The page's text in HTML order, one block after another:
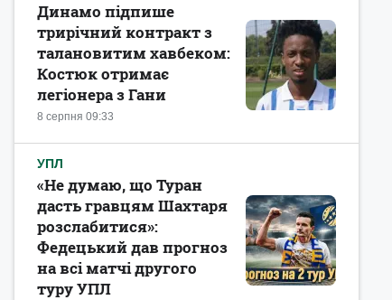
8 серпня 09:33
Динамо підпише
трирічний контракт з
талановитим хавбеком:
Костюк отримає
легіонера з Гани
УПЛ
«Не думаю, що Туран
дасть гравцям Шахтаря
розслабитися»:
Федецький дав прогноз
на всі матчі другого
туру УПЛ